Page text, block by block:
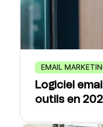
EMAIL
Logiciel
outils en